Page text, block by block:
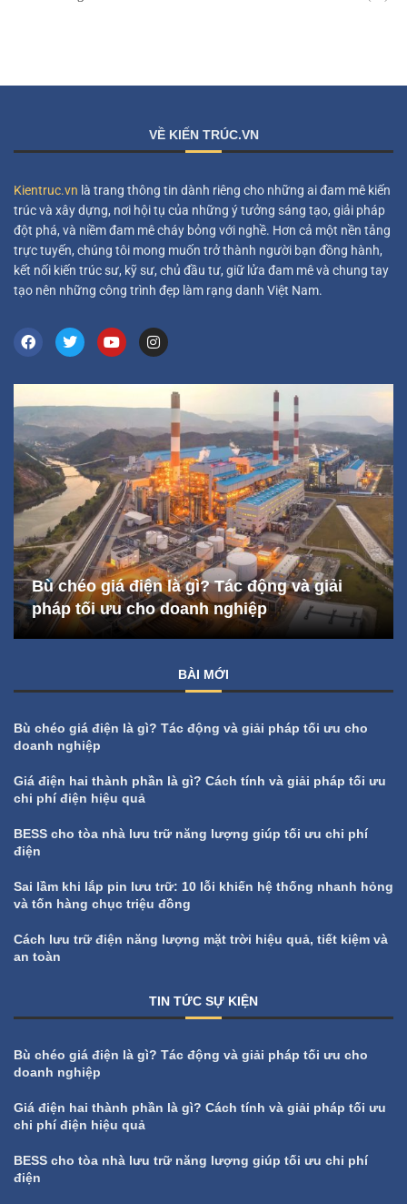
VỀ KIẾN TRÚC.VN
Kientruc.vn là trang thông tin dành riêng cho những ai đam mê kiến
trúc và xây dựng, nơi hội tụ của những ý tưởng sáng tạo, giải pháp
đột phá, và niềm đam mê cháy bỏng với nghề. Hơn cả một nền tảng
trực tuyến, chúng tôi mong muốn trở thành người bạn đồng hành,
kết nối kiến trúc sư, kỹ sư, chủ đầu tư, giữ lửa đam mê và chung tay
tạo nên những công trình đẹp làm rạng danh Việt Nam.
Bù chéo giá điện là gì? Tác động và giải
pháp tối ưu cho doanh nghiệp
BÀI MỚI
Bù chéo giá điện là gì? Tác động và giải pháp tối ưu cho
doanh nghiệp
Giá điện hai thành phần là gì? Cách tính và giải pháp tối ưu
chi phí điện hiệu quả
BESS cho tòa nhà lưu trữ năng lượng giúp tối ưu chi phí
điện
Sai lầm khi lắp pin lưu trữ: 10 lỗi khiến hệ thống nhanh hỏng
và tốn hàng chục triệu đồng
Cách lưu trữ điện năng lượng mặt trời hiệu quả, tiết kiệm và
an toàn
TIN TỨC SỰ KIỆN
Bù chéo giá điện là gì? Tác động và giải pháp tối ưu cho
doanh nghiệp
Giá điện hai thành phần là gì? Cách tính và giải pháp tối ưu
chi phí điện hiệu quả
BESS cho tòa nhà lưu trữ năng lượng giúp tối ưu chi phí
điện